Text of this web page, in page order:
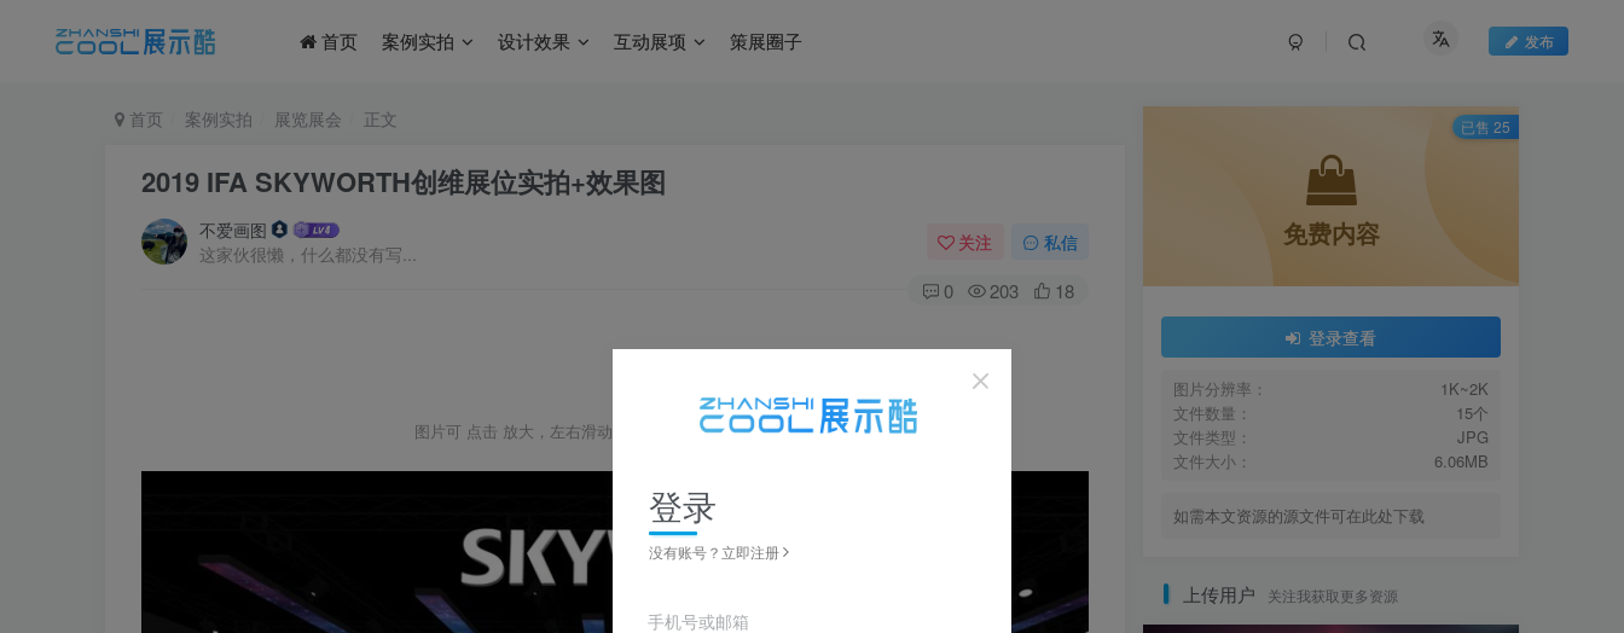
首页 案例实拍 设计效果 互动展项 策展圈子 发布
首页 案例实拍 展览展会 正文
2019 IFA SKYWORTH创维展位实拍+效果图
不爱画图
这家伙很懒，什么都没有写...
关注 私信
0 203 18
图片可 点击 放大，左右滑动浏览，更多资料在下载区获取
免费内容
登录查看
图片分辨率：
1K~2K
文件数量：
15个
文件类型：
JPG
文件大小：
6.06MB
如需本文资源的源文件可在此处下载
已售 25
上传用户 关注我获取更多资源
登录
没有账号？立即注册
手机号或邮箱